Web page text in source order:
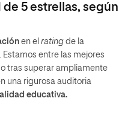
5 estrellas, según
en el rating de la
entre las mejores
tras superar ampliamente
una rigurosa auditoria
educativa.